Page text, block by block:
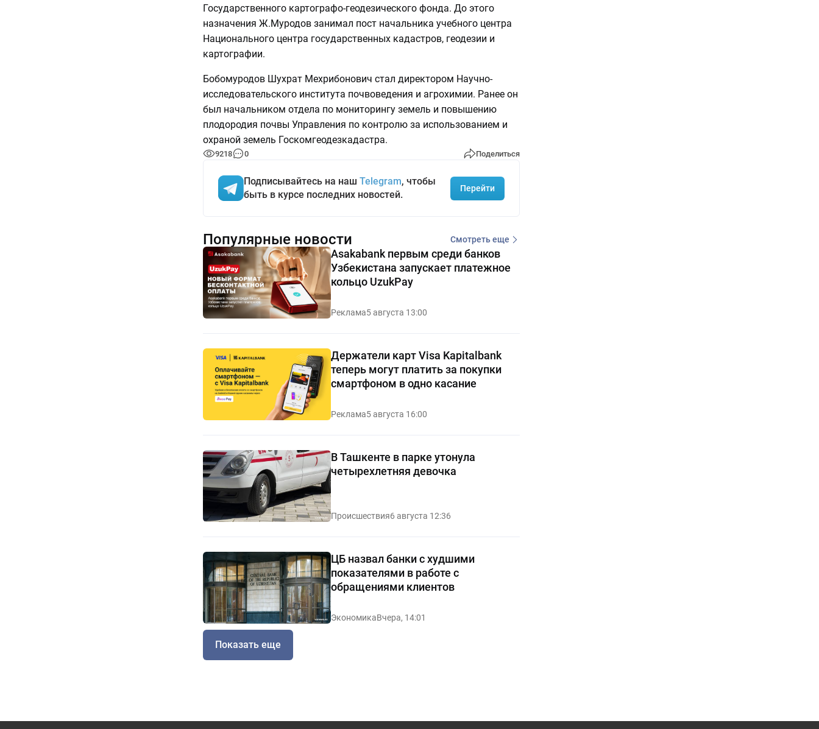
Государственного картографо-геодезического фонда. До этого
назначения Ж.Муродов занимал пост начальника учебного центра
Национального центра государственных кадастров, геодезии и
картографии.
Бобомуродов Шухрат Мехрибонович стал директором Научно-
исследовательского института почвоведения и агрохимии. Ранее он
был начальником отдела по мониторингу земель и повышению
плодородия почвы Управления по контролю за использованием и
охраной земель Госкомгеодезкадастра.
9218 0 Поделиться
Подписывайтесь на наш Telegram, чтобы
быть в курсе последних новостей.
Перейти
Популярные новости Смотреть еще
Asakabank первым среди банков
Узбекистана запускает платежное
кольцо UzukPay
Реклама5 августа 13:00
Держатели карт Visa Kapitalbank
теперь могут платить за покупки
смартфоном в одно касание
Реклама5 августа 16:00
В Ташкенте в парке утонула
четырехлетняя девочка
Происшествия6 августа 12:36
ЦБ назвал банки с худшими
показателями в работе с
обращениями клиентов
ЭкономикаВчера, 14:01
Показать еще